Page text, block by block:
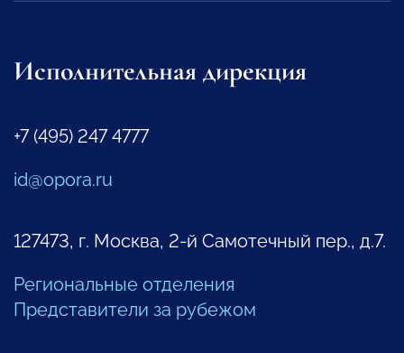
Исполнительная дирекция
+7 (495) 247 4777
id@opora.ru
127473, г. Москва, 2-й Самотечный пер., д.7.
Региональные отделения
Представители за рубежом